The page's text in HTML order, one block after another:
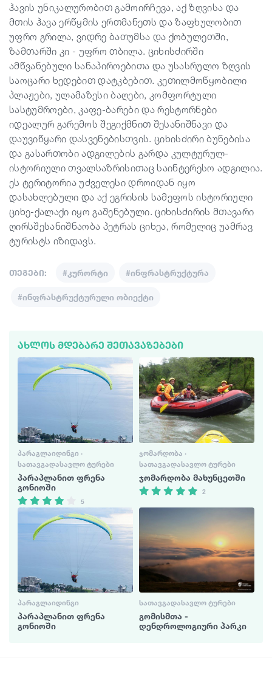
დაგეგმე მოგზაურობა
საქართველო
ჰავის უნიკალურობით გამოირჩევა, აქ ზღვისა და
მთის ჰავა ერწყმის ერთმანეთს და ზაფხულობით
უფრო გრილა, ვიდრე ბათუმსა და ქობულეთში,
ზამთარში კი - უფრო თბილა. ციხისძირში
ამწვანებული სანაპიროებითა და უსასრულო ზღვის
საოცარი ხედებით დატკბებით. კეთილმოწყობილი
პლაჟები, ულამაზესი ბაღები, კომფორტული
სასტუმროები, კაფე-ბარები და რესტორნები
იდეალურ გარემოს შეგიქმნით შესანიშნავი და
დაუვიწყარი დასვენებისთვის. ციხისძირი ბუნებისა
და გასართობი ადგილების გარდა კულტურულ-
ისტორიული თვალსაზრისითაც საინტერესო ადგილია.
ეს ტერიტორია უძველესი დროიდან იყო
დასახლებული და აქ ეგრისის სამეფოს ისტორიული
ციხე-ქალაქი იყო გაშენებული. ციხისძირის მთავარი
ღირსშესანიშნაობა პეტრას ციხეა, რომელიც უამრავ
ტურისტს იზიდავს.
თეგები: #კურორტი #ინფრასტრუქტურა
#ინფრასტრუქტურული ობიექტი
ᲐᲮᲚᲝᲡ ᲛᲓᲔᲑᲐᲠᲔ ᲨᲔᲗᲐᲕᲐᲖᲔᲑᲔᲑᲘ
ᲞᲐᲠᲐᲒᲚᲐᲘᲓᲘᲜᲒᲘ ·
ᲡᲐᲗᲐᲕᲒᲐᲓᲐᲡᲐᲕᲚᲝ ᲢᲣᲠᲔᲑᲘ
პარაპლანით ფრენა
გონიოში
5
ᲯᲝᲛᲐᲠᲓᲝᲑᲐ ·
ᲡᲐᲗᲐᲕᲒᲐᲓᲐᲡᲐᲕᲚᲝ ᲢᲣᲠᲔᲑᲘ
ჯომარდობა მახუნცეთში
2
ᲞᲐᲠᲐᲒᲚᲐᲘᲓᲘᲜᲒᲘ
პარაპლანით ფრენა
გონიოში
ᲡᲐᲗᲐᲕᲒᲐᲓᲐᲡᲐᲕᲚᲝ ᲢᲣᲠᲔᲑᲘ
გომისმთა -
დენდროლოგიური პარკი